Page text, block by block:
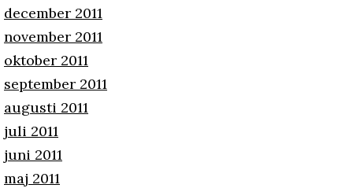
december 2011
november 2011
oktober 2011
september 2011
augusti 2011
juli 2011
juni 2011
maj 2011